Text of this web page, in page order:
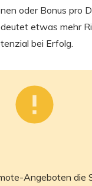
oder Bonus pro
etwas mehr
bei Erfolg.
Angeboten die